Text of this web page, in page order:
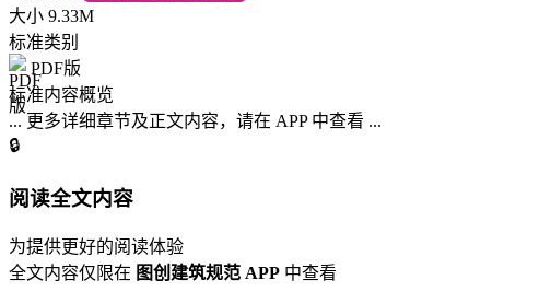
大小 9.33M
标准类别
PDF版
标准内容概览
... 更多详细章节及正文内容，请在 APP 中查看 ...
🔒
阅读全文内容
为提供更好的阅读体验
全文内容仅限在 图创建筑规范 APP 中查看